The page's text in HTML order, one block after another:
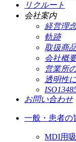
リクルート
会社案内
経営理
軌跡
取扱商
会社概
営業所
透明性
お問い合わせ
一般・患者の
MDI用